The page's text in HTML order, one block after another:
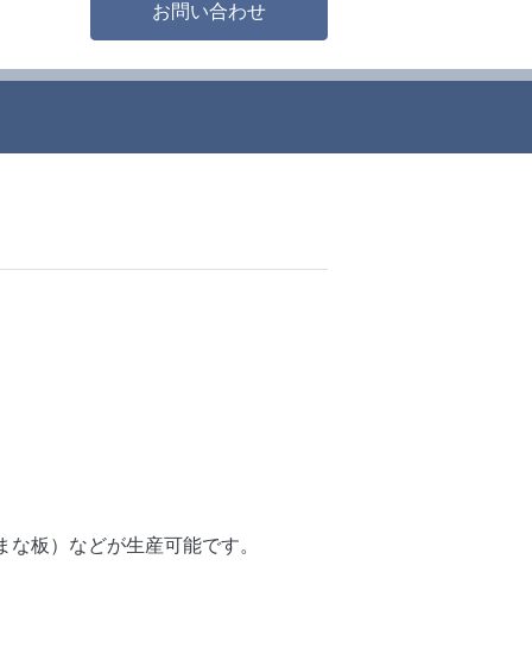
お問い合わせ
板）などが生産可能です。